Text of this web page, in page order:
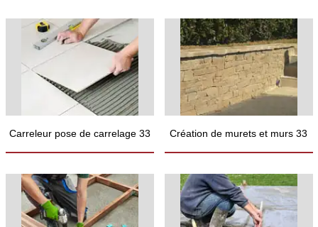
Carreleur pose de carrelage 33 Création de murets et murs 33